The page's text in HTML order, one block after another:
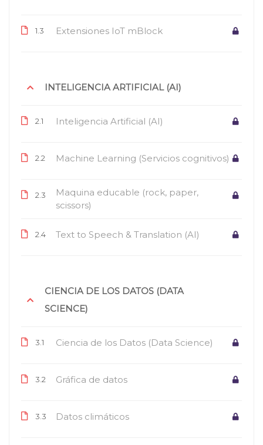
1.3 Extensiones IoT mBlock
INTELIGENCIA ARTIFICIAL (AI)
2.1 Inteligencia Artificial (AI)
2.2 Machine Learning (Servicios cognitivos)
2.3
Maquina educable (rock, paper,
scissors)
2.4 Text to Speech & Translation (AI)
CIENCIA DE LOS DATOS (DATA
SCIENCE)
3.1 Ciencia de los Datos (Data Science)
3.2 Gráfica de datos
3.3 Datos climáticos